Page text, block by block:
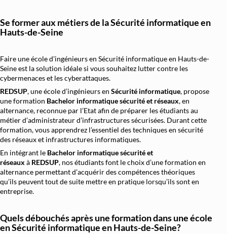
Se former aux métiers de la Sécurité informatique en
Hauts-de-Seine
Faire une école d’ingénieurs en Sécurité informatique en Hauts-de-
Seine est la solution idéale si vous souhaitez lutter contre les
cybermenaces et les cyberattaques.
REDSUP, une école d’ingénieurs en Sécurité informatique, propose
une formation Bachelor informatique sécurité et réseaux, en
alternance, reconnue par l’Etat afin de préparer les étudiants au
métier d’administrateur d’infrastructures sécurisées. Durant cette
formation, vous apprendrez l’essentiel des techniques en sécurité
des réseaux et infrastructures informatiques.
En intégrant le Bachelor informatique sécurité et
réseaux à REDSUP, nos étudiants font le choix d’une formation en
alternance permettant d’acquérir des compétences théoriques
qu’ils peuvent tout de suite mettre en pratique lorsqu’ils sont en
entreprise.
Quels débouchés après une formation dans une école
en Sécurité informatique en Hauts-de-Seine?